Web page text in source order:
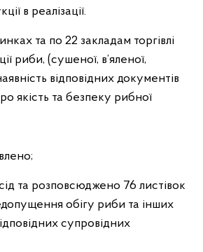
в реалізації.
та по 22 закладам торгівлі
риби, (сушеної, в’яленої,
відповідних документів
якість та безпеку рибної
та розповсюджено 76 листівок
обігу риби та інших
супровідних